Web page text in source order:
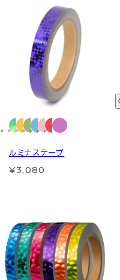
ルミナステープ
¥3,080